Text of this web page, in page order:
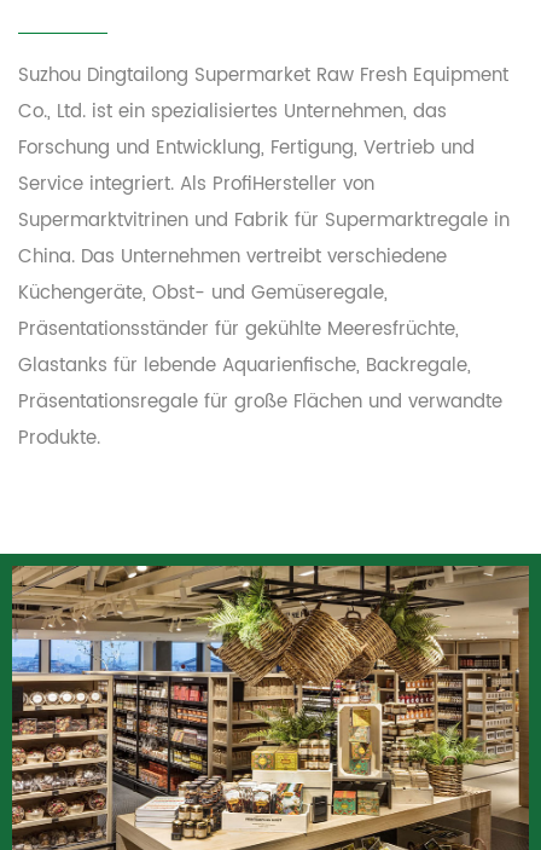
Suzhou Dingtailong Supermarket Raw Fresh Equipment
Co., Ltd. ist ein spezialisiertes Unternehmen, das
Forschung und Entwicklung, Fertigung, Vertrieb und
Service integriert. Als ProfiHersteller von
Supermarktvitrinen und Fabrik für Supermarktregale in
China. Das Unternehmen vertreibt verschiedene
Küchengeräte, Obst- und Gemüseregale,
Präsentationsständer für gekühlte Meeresfrüchte,
Glastanks für lebende Aquarienfische, Backregale,
Präsentationsregale für große Flächen und verwandte
Produkte.